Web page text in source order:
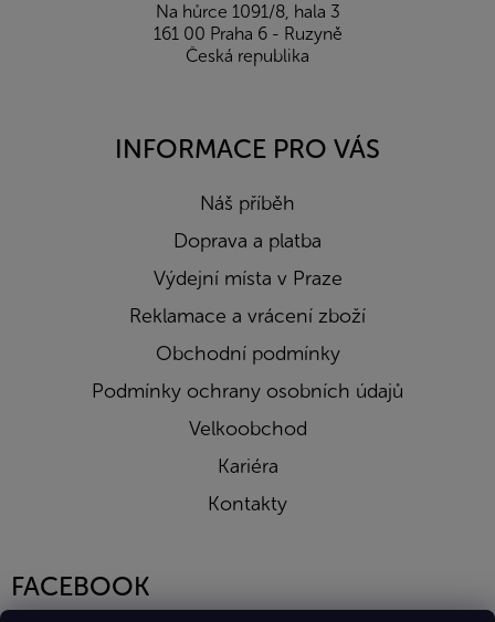
Na hůrce 1091/8, hala 3
161 00 Praha 6 - Ruzyně
Česká republika
INFORMACE PRO VÁS
Náš příběh
Doprava a platba
Výdejní místa v Praze
Reklamace a vrácení zboží
Obchodní podmínky
Podmínky ochrany osobních údajů
Velkoobchod
Kariéra
Kontakty
FACEBOOK